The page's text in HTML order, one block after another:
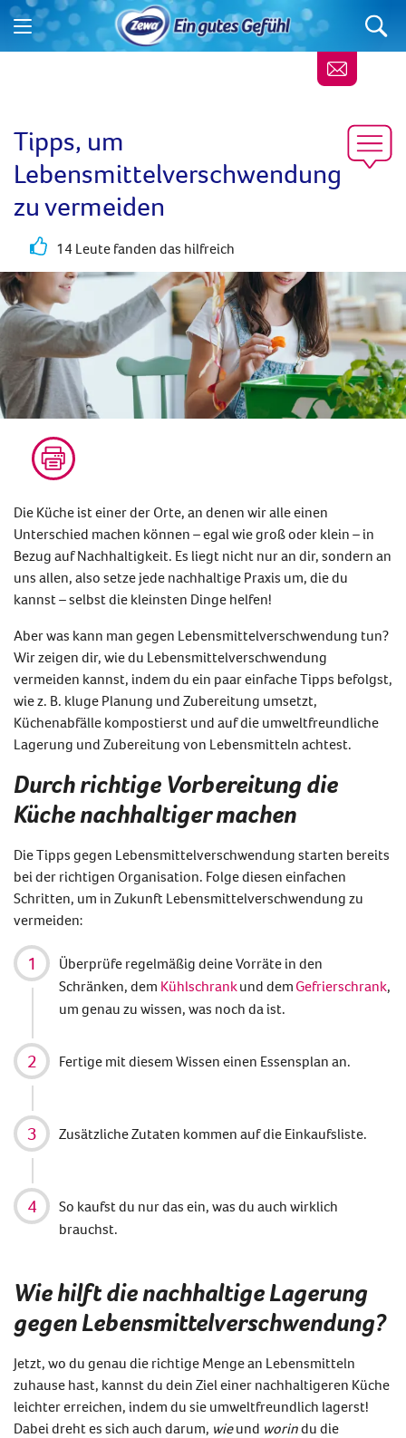
Tipps, um
Lebensmittelverschwendung
zu vermeiden
14 Leute fanden das hilfreich
Die Küche ist einer der Orte, an denen wir alle einen
Unterschied machen können – egal wie groß oder klein – in
Bezug auf Nachhaltigkeit. Es liegt nicht nur an dir, sondern an
uns allen, also setze jede nachhaltige Praxis um, die du
kannst – selbst die kleinsten Dinge helfen!
Aberwas kann man gegen Lebensmittelverschwendung tun?
Wir zeigen dir, wie du Lebensmittelverschwendung
vermeiden kannst, indem du ein paar einfache Tipps befolgst,
wie z. B. kluge Planung und Zubereitung umsetzt,
Küchenabfälle kompostierst und auf die umweltfreundliche
Lagerung und Zubereitung von Lebensmitteln achtest.
Durch richtige Vorbereitung die
Küche nachhaltiger machen
DieTipps gegen Lebensmittelverschwendung starten bereits
bei der richtigen Organisation. Folge diesen einfachen
Schritten, um in Zukunft Lebensmittelverschwendung zu
vermeiden:
Überprüfe regelmäßig deineVorräte in den
Schränken, dem Kühlschrankund dem Gefrierschrank,
um genau zu wissen, was noch da ist.
Fertige mit diesem Wissen einen Essensplan an.
Zusätzliche Zutaten kommen auf die Einkaufsliste.
So kaufst du nur das ein, was du auch wirklich
brauchst.
Wie hilft die nachhaltige Lagerung
gegen Lebensmittelverschwendung?
Jetzt, wo du genau die richtige Menge an Lebensmitteln
zuhause hast, kannst du dein Ziel einer nachhaltigeren Küche
leichter erreichen, indem du sie umweltfreundlich lagerst!
Dabei dreht es sich auch darum, wieund worindu die